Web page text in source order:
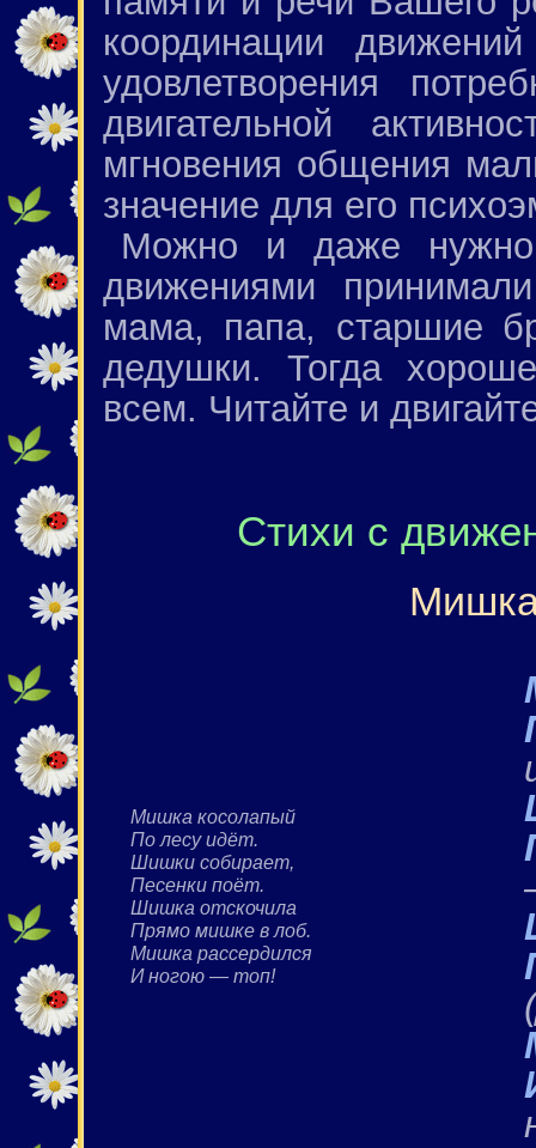
координации
удовлетворения
двигательной
мгновения общения
значение для его
Можно и даже
движениями
мама, папа, старшие
дедушки. Тогда
всем. Читайте и
Стихи с
Мишка косолапый
По лесу идёт.
Шишки собирает,
Песенки поёт.
Шишка отскочила
Прямо мишке в лоб.
Мишка рассердился
И ногою — топ!